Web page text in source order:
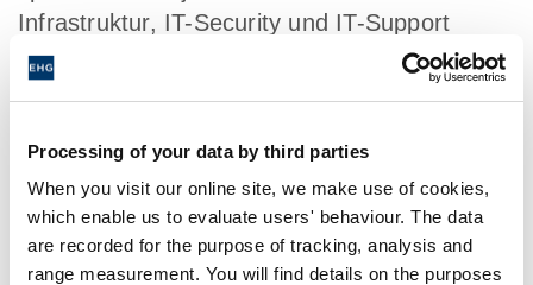
Processing of your data by third parties
When you visit our online site, we make use of cookies,
which enable us to evaluate users' behaviour. The data
are recorded for the purpose of tracking, analysis and
range measurement. You will find details on the purposes
Infrastruktur, IT-Security und IT-Support
sowie die Möglichkeit, Deine erlernte Theorie
in erste praktische Erfahrungen umzusetzen.
Ausbildung bieten wir Dir das passende
Fundament für vielfältige Karrierewege
innerhalb unserer dynamisch wachsenden
Unternehmensgruppe.